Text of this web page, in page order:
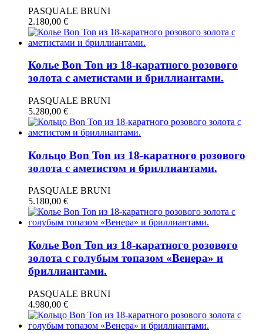
PASQUALE BRUNI
2.180,00 €
Колье Bon Ton из 18-каратного розового
золота с аметистами и бриллиантами.
PASQUALE BRUNI
5.280,00 €
Кольцо Bon Ton из 18-каратного розового
золота с аметистом и бриллиантами.
PASQUALE BRUNI
5.180,00 €
Колье Bon Ton из 18-каратного розового
золота с голубым топазом «Венера» и
бриллиантами.
PASQUALE BRUNI
4.980,00 €